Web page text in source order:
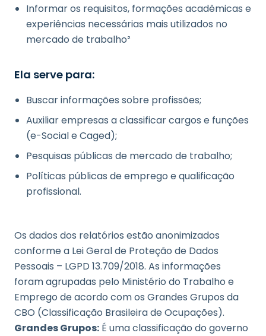
Informar os requisitos, formações acadêmicas e
experiências necessárias mais utilizados no
mercado de trabalho²
Ela serve para:
Buscar informações sobre profissões;
Auxiliar empresas a classificar cargos e funções
(e-Social e Caged);
Pesquisas públicas de mercado de trabalho;
Políticas públicas de emprego e qualificação
profissional.
Os dados dos relatórios estão anonimizados
conforme a Lei Geral de Proteção de Dados
Pessoais – LGPD 13.709/2018. As informações
foram agrupadas pelo Ministério do Trabalho e
Emprego de acordo com os Grandes Grupos da
CBO (Classificação Brasileira de Ocupações).
Grandes Grupos: É uma classificação do governo